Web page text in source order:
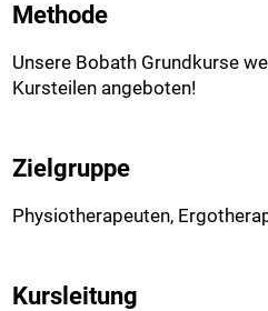
Methode
Unsere Bobath Grundkurse
Kursteilen angeboten!
Zielgruppe
Physiotherapeuten,
Kursleitung